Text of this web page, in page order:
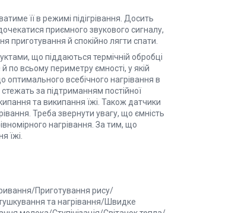
її в режимі підігрівання. Досить
приємного звукового сигналу,
приготування й спокійно лягти спати.
що піддаються термічній обробці
по всьому периметру ємності, у якій
оптимального всебічного нагрівання в
за підтриманням постійної
та википання їжі. Також датчики
Треба звернути увагу, що ємність
нагрівання. За тим, що
їжі.
Приготування рису/
та нагрівання/Швидке